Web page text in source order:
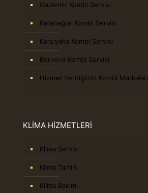
Gaziemir Kombi Servisi
Karabağlar Kombi Servisi
Karşıyaka Kombi Servisi
Bornova Kombi Servisi
Hizmet Verdiğimiz Kombi Markaları
KLİMA HİZMETLERİ
Klima Servisi
Klima Tamiri
Klima Bakımı